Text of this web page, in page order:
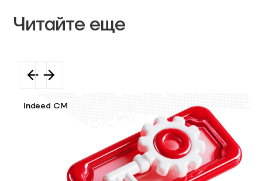
Читайте еще
Indeed CM